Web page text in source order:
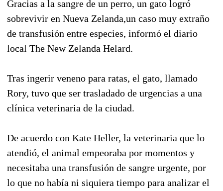
Gracias a la sangre de un perro, un gato logró
sobrevivir en Nueva Zelanda,un caso muy extraño
de transfusión entre especies, informó el diario
local The New Zelanda Helard.
Tras ingerir veneno para ratas, el gato, llamado
Rory, tuvo que ser trasladado de urgencias a una
clínica veterinaria de la ciudad.
De acuerdo con Kate Heller, la veterinaria que lo
atendió, el animal empeoraba por momentos y
necesitaba una transfusión de sangre urgente, por
lo que no había ni siquiera tiempo para analizar el